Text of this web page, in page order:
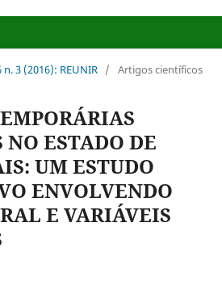
n. 3 (2016): REUNIR / Artigos científicos
ESTADO DE
UM ESTUDO
ENVOLVENDO
E VARIÁVEIS